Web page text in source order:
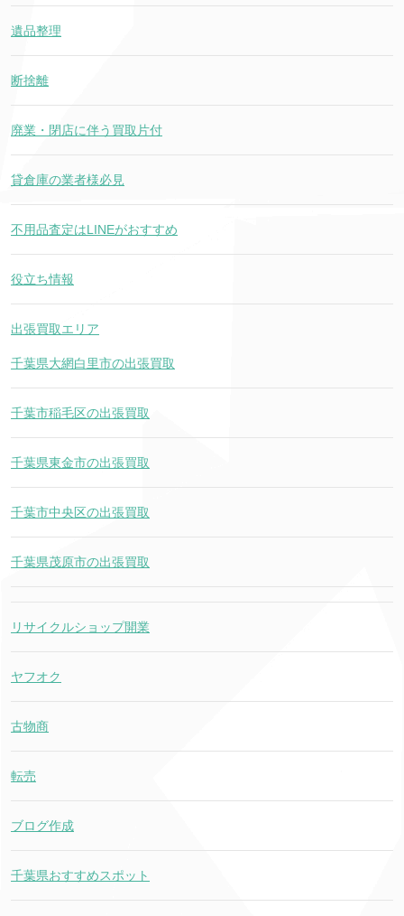
遺品整理
断捨離
廃業・閉店に伴う買取片付
貸倉庫の業者様必見
不用品査定はLINEがおすすめ
役立ち情報
出張買取エリア
千葉県大網白里市の出張買取
千葉市稲毛区の出張買取
千葉県東金市の出張買取
千葉市中央区の出張買取
千葉県茂原市の出張買取
リサイクルショップ開業
ヤフオク
古物商
転売
ブログ作成
千葉県おすすめスポット